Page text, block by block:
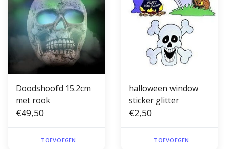
Doodshoofd 15.2cm
met rook
€49,50
TOEVOEGEN
halloween window
sticker glitter
€2,50
TOEVOEGEN